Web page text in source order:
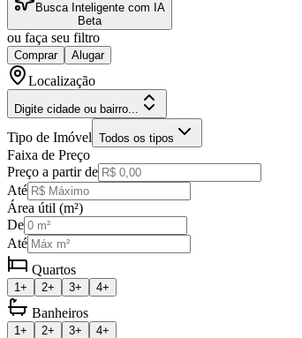
Busca Inteligente com IA
Beta
ou faça seu filtro
Comprar Alugar
Localização
Digite cidade ou bairro...
Tipo de Imóvel Todos os tipos
Faixa de Preço
Preço a partir de
Até
Área útil (m²)
De
Até
Quartos
1+ 2+ 3+ 4+
Banheiros
1+ 2+ 3+ 4+